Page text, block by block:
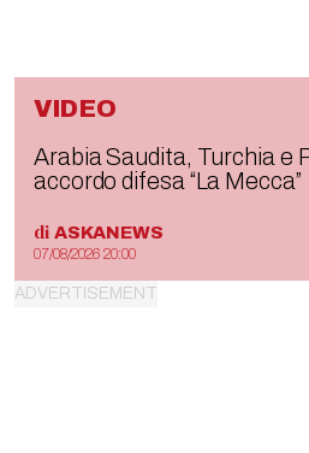
VIDEO
Arabia Saudita, Turchia e
accordo difesa “La Mecca”
di ASKANEWS
07/08/2026 20:00